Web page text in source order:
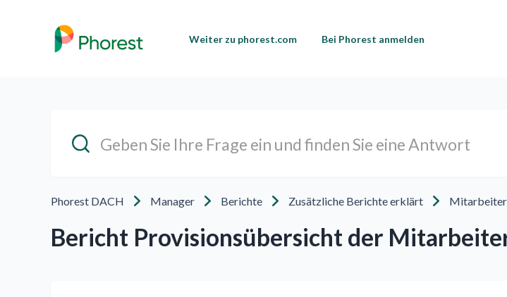
Weiter zu phorest.com Bei Phorest anmelden
Phorest DACH Manager Berichte Zusätzliche Berichte erklärt
Bericht Provisionsübersicht der